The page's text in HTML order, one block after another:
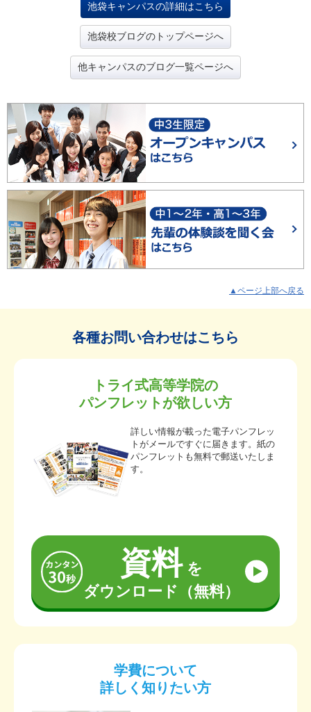
池袋キャンパスの詳細はこちら
池袋校ブログのトップページへ
他キャンパスのブログ一覧ページへ
▲ページ上部へ戻る
各種お問い合わせはこちら
トライ式高等学院の
パンフレットが欲しい方
詳しい情報が載った電子パンフレッ
トがメールですぐに届きます。紙の
パンフレットも無料で郵送いたしま
す。
資料を
ダウンロード（無料）
学費について
詳しく知りたい方